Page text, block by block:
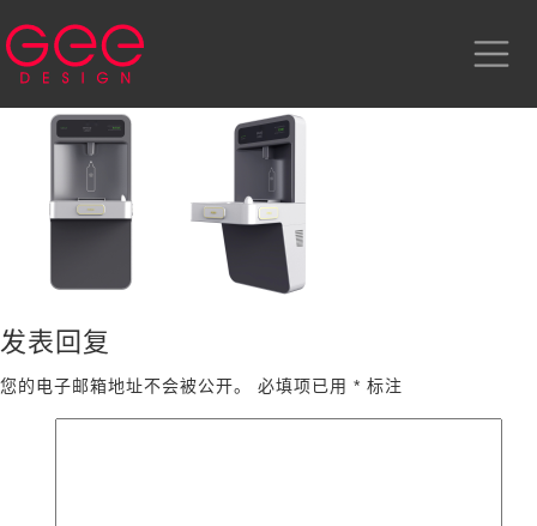
发表回复
您的电子邮箱地址不会被公开。 必填项已用 * 标注